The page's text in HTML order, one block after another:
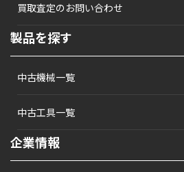
買取査定のお問い合わせ
製品を探す
中古機械一覧
中古工具一覧
企業情報